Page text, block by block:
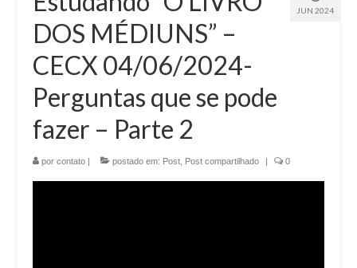
JUN 2024
DOS MÉDIUNS” –
CECX 04/06/2024-
Perguntas que se pode
fazer – Parte 2
por contato | postado em: Post Post compartilhado | 0